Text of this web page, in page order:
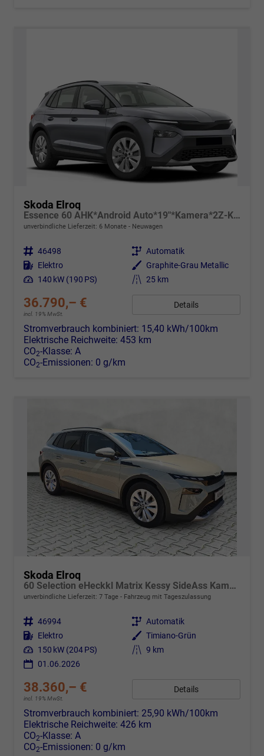
Skoda Elroq
Essence 60 AHK*Android Auto*19"*Kamera*2Z-Klimaauto*Totwinkel*LED*Tempomat
unverbindliche Lieferzeit: 6 Monate Neuwagen
Fahrzeugnr. 46498 Getriebe Automatik
Kraftstoff Elektro Außenfarbe
Graphite-Grau Metallic
Leistung 140 kW (190 PS) Kilometerstand 25 km
36.790,– €
incl. 19% MwSt.
Details
Stromverbrauch kombiniert: 15,40 kWh/100km
Elektrische Reichweite: 453 km
CO2-Klasse: A
CO2-Emissionen: 0 g/km
Skoda Elroq
60 Selection eHeckkl Matrix Kessy SideAss Kamera 19Z
unverbindliche Lieferzeit: 7 Tage Fahrzeug mit Tageszulassung
Fahrzeugnr. 46994 Getriebe Automatik
Kraftstoff Elektro Außenfarbe Timiano-Grün
Leistung 150 kW (204 PS) Kilometerstand 9 km
01.06.2026
38.360,– €
incl. 19% MwSt.
Details
Stromverbrauch kombiniert: 25,90 kWh/100km
Elektrische Reichweite: 426 km
CO2-Klasse: A
CO2-Emissionen: 0 g/km